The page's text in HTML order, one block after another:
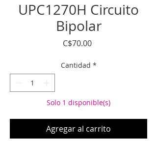
UPC1270H Circuito
Bipolar
C$70.00Precio
Cantidad *
Solo 1 disponible(s)
Agregar al carrito